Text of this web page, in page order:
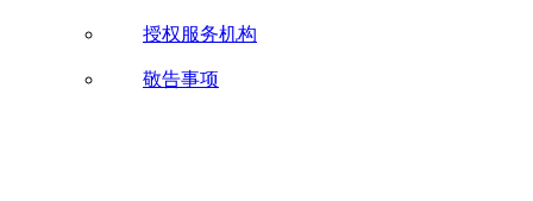
授权服务机构
敬告事项